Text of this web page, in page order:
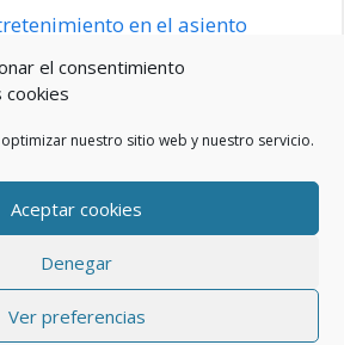
el consentimiento
cookies
nuestro sitio web y nuestro servicio.
Aceptar cookies
Denegar
Ver preferencias
en el asiento
PRIVACIDAD
cookies (UE)
Benz En Español
GeneratePress